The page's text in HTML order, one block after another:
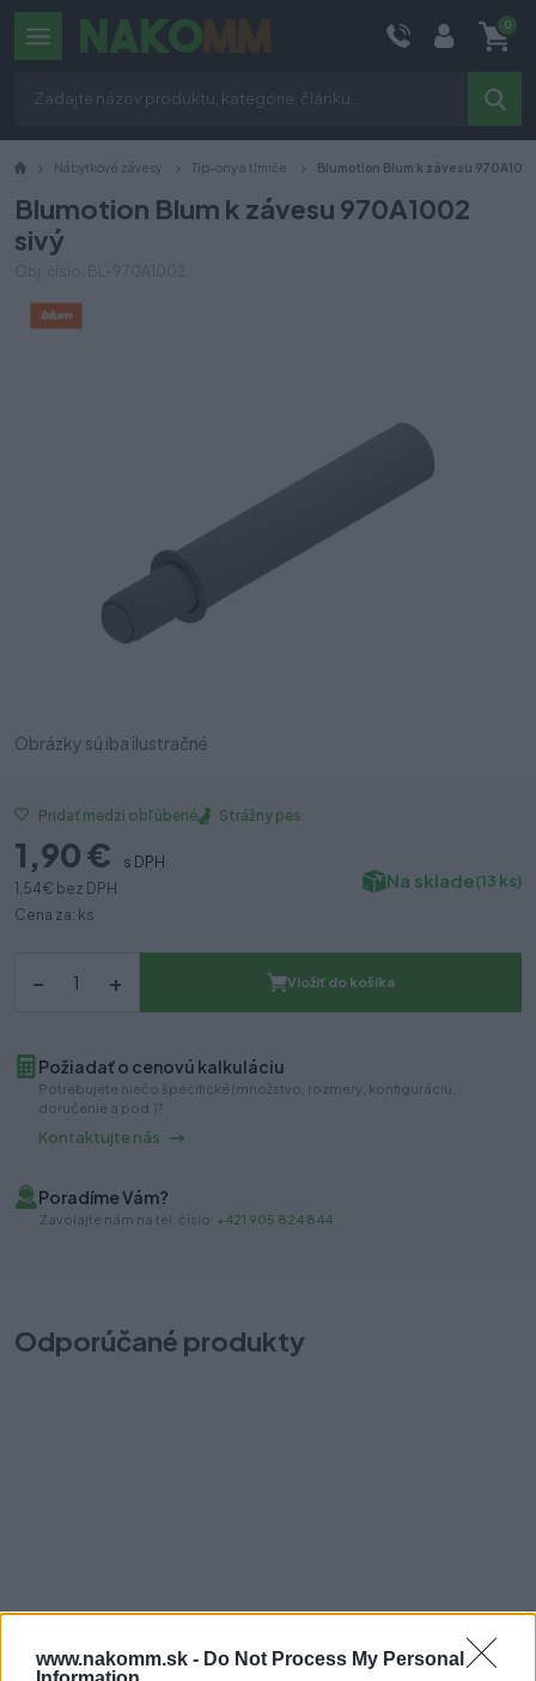
www.nakomm.sk - Do Not Process My Personal
0
Nábytkové závesy Tip-ony a tlmiče Blumotion Blum k závesu
Blumotion Blum k závesu 970A1002
sivý
Obrázky sú iba ilustračné
Pridať medzi obľúbené Strážny pes
1,90 €
s DPH
1,54 € bez DPH
Cena za: ks
Na sklade(13 ks)
– + Vložiť do košíka
Požiadať o cenovú kalkuláciu
Potrebujete niečo špecifické (množstvo, rozmery, konfiguráciu,
doručenie a pod.)?
Kontaktujte nás
Poradíme Vám?
Zavolajte nám na tel. číslo: +421 905 824 844
Odporúčané produkty
1,50 €